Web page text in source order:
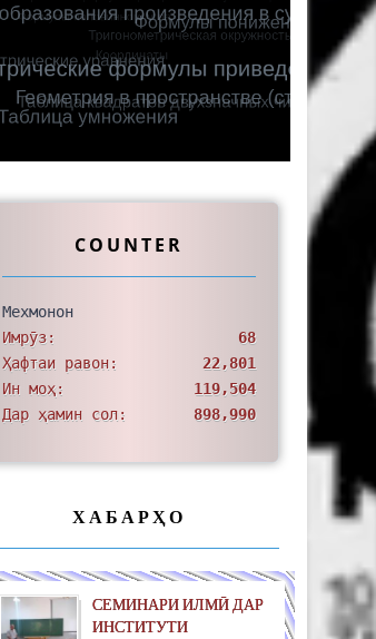
COUNTER
Мехмонон
Имрӯз:
68
Ҳафтаи равон:
22,801
Ин моҳ:
119,504
Дар ҳамин сол:
898,990
ХАБАРҲО
СЕМИНАРИ ИЛМӢ ДАР
ИНСТИТУТИ